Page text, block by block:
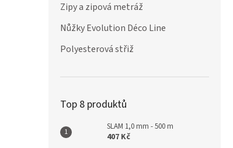
Zipy a zipová metráž
Nůžky Evolution Déco Line
Polyesterová střiž
Top 8 produktů
SLAM 1,0 mm - 500 m
407 Kč